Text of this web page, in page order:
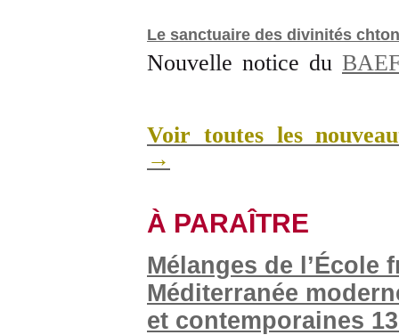
Le sanctuaire des divinités
Nouvelle notice du
Voir toutes les
→
À PARAÎTRE
Mélanges de l’École
Méditerranée
et contemporaines